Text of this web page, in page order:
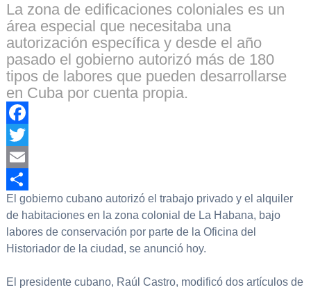
La zona de edificaciones coloniales es un
área especial que necesitaba una
autorización específica y desde el año
pasado el gobierno autorizó más de 180
tipos de labores que pueden desarrollarse
en Cuba por cuenta propia.
Facebook
Twitter
Email
Compartir
El gobierno cubano autorizó el trabajo privado y el alquiler
de habitaciones en la zona colonial de La Habana, bajo
labores de conservación por parte de la Oficina del
Historiador de la ciudad, se anunció hoy.
El presidente cubano, Raúl Castro, modificó dos artículos de